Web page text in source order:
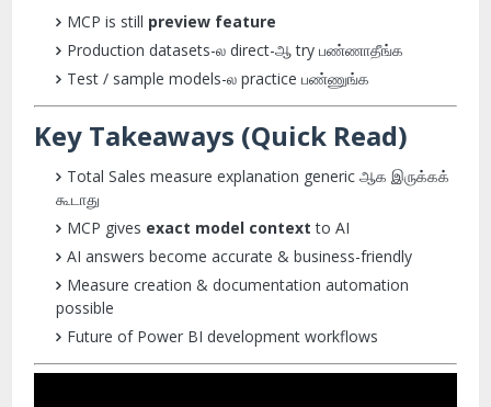
MCP is still preview feature
Production datasets-ல direct-ஆ try பண்ணாதீங்க
Test / sample models-ல practice பண்ணுங்க
Key Takeaways (Quick Read)
Total Sales measure explanation generic ஆக இருக்கக்
கூடாது
MCP gives exact model context to AI
AI answers become accurate & business-friendly
Measure creation & documentation automation
possible
Future of Power BI development workflows